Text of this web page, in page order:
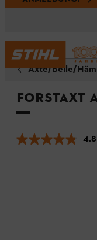
Äxte/Beile/
Forstaxt
4.8